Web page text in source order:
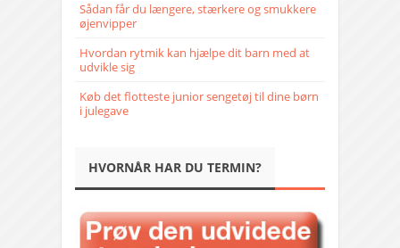
Sådan får du længere, stærkere og smukkere
øjenvipper
Hvordan rytmik kan hjælpe dit barn med at
udvikle sig
Køb det flotteste junior sengetøj til dine børn
i julegave
HVORNÅR HAR DU TERMIN?